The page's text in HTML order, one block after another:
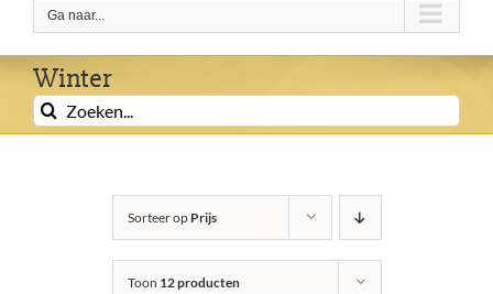
Ga naar...
Winter
Zoeken
naar:
Sorteer op Prijs
Toon 12 producten